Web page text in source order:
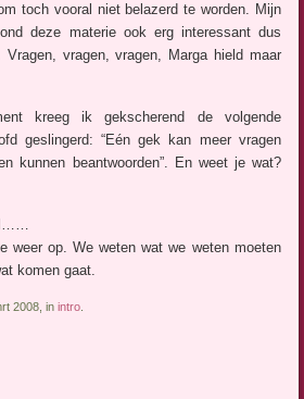
toch vooral niet belazerd te worden. Mijn
deze materie ook erg interessant dus
vragen, vragen, Marga hield maar
kreeg ik gekscherend de volgende
geslingerd: “Eén gek kan meer vragen
kunnen beantwoorden”. En weet je wat?
weer op. We weten wat we weten moeten
komen gaat.
2008, inintro